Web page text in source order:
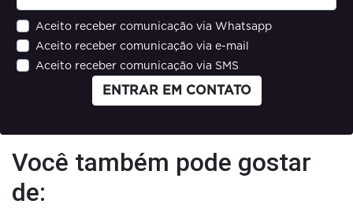
Aceito receber comunicação via Whatsapp
Aceito receber comunicação via e-mail
Aceito receber comunicação via SMS
ENTRAR EM CONTATO
Você também pode gostar
de: